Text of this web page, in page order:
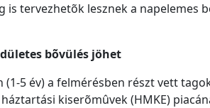
tervezhetõk lesznek a napelemes
bõvülés jöhet
5 év) a felmérésben részt vett
kiserõmûvek (HMKE)